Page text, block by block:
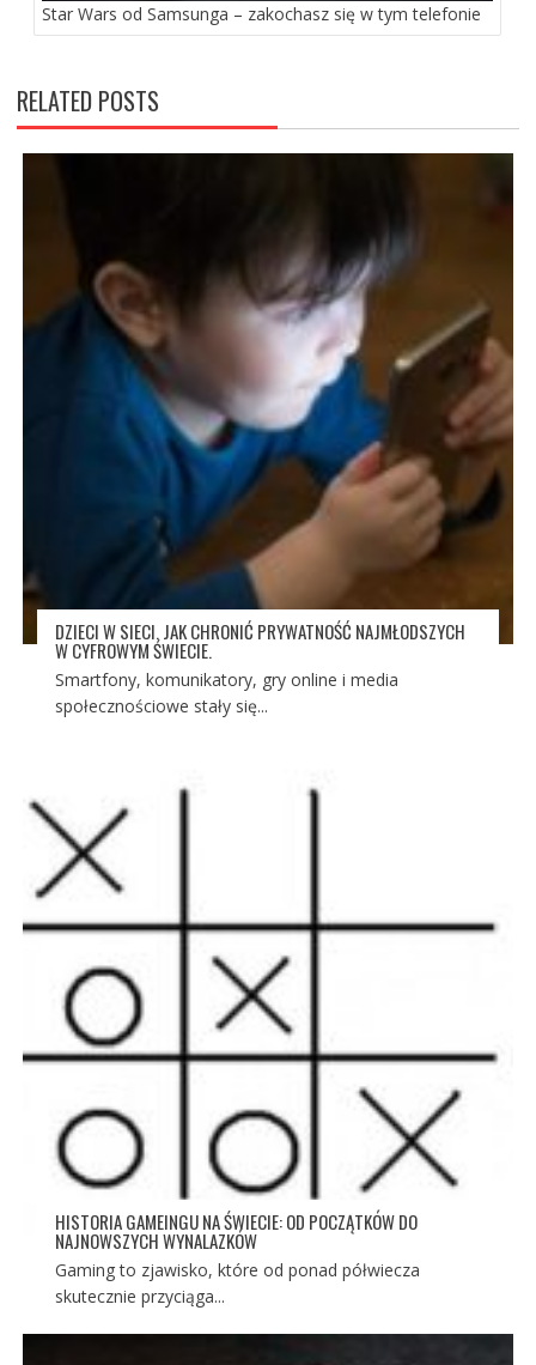
Star Wars od Samsunga – zakochasz się w tym telefonie
RELATED POSTS
DZIECI W SIECI. JAK CHRONIĆ PRYWATNOŚĆ NAJMŁODSZYCH
W CYFROWYM ŚWIECIE.
Smartfony, komunikatory, gry online i media
społecznościowe stały się...
HISTORIA GAMEINGU NA ŚWIECIE: OD POCZĄTKÓW DO
NAJNOWSZYCH WYNALAZKÓW
Gaming to zjawisko, które od ponad półwiecza
skutecznie przyciąga...